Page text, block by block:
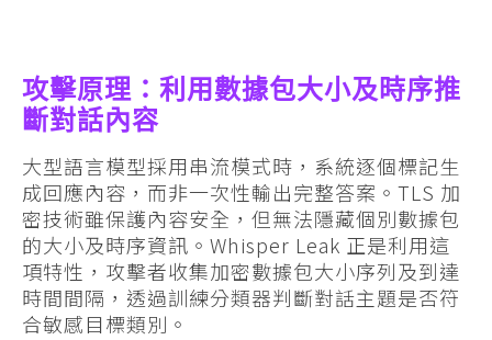
攻擊原理：利用數據包大小及時序推
斷對話內容
大型語言模型採用串流模式時，系統逐個標記生
成回應內容，而非一次性輸出完整答案。TLS 加
密技術雖保護內容安全，但無法隱藏個別數據包
的大小及時序資訊。Whisper Leak 正是利用這
項特性，攻擊者收集加密數據包大小序列及到達
時間間隔，透過訓練分類器判斷對話主題是否符
合敏感目標類別。